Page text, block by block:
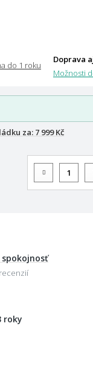
Doprava
Možnosti
za: 7 999 Kč
roky